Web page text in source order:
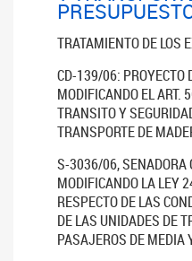
TRATAMIENTO DE LOS
CD-139/06: PROYECTO
MODIFICANDO EL ART.
TRANSITO Y
TRANSPORTE DE
S-3036/06, SENADORA
MODIFICANDO LA LEY
RESPECTO DE LAS
DE LAS UNIDADES DE
PASAJEROS DE MEDIA